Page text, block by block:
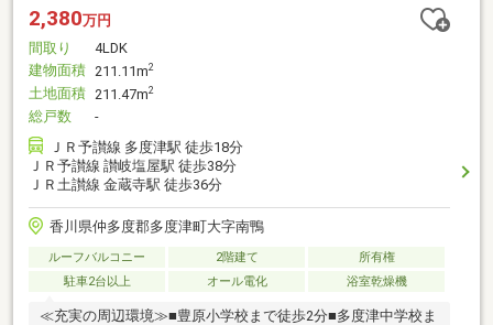
2,380万円
間取り
4LDK
建物面積 211.11m2
土地面積 211.47m2
総戸数
-
ＪＲ予讃線 多度津駅 徒歩18分
ＪＲ予讃線 讃岐塩屋駅 徒歩38分
ＪＲ土讃線 金蔵寺駅 徒歩36分
香川県仲多度郡多度津町大字南鴨
ルーフバルコニー 2階建て
所有権
駐車2台以上
オール電化 浴室乾燥機
≪充実の周辺環境≫■豊原小学校まで徒歩2分■多度津中学校ま